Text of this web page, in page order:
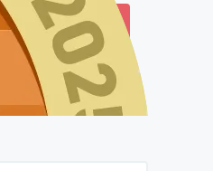
く、ご支援をよ